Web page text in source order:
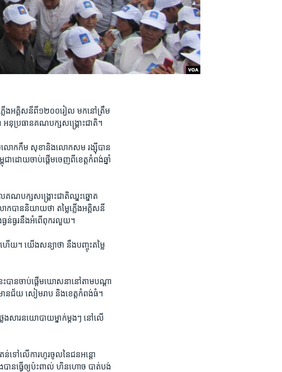
ភ្លើង​អគ្គិសនី​ពី​១២០០​រៀល​ មក​នៅ​ត្រឹម​
អនុ​ប្រធាន​គណបក្ស​ស​ង្គ្រោះ​ជាតិ។​
លោក​កឹម ​សុខា​និង​លោក​សម រង្ស៊ី​បាន​
ា​ដោយចាប់​ផ្តើម​ចេញពី​ខេត្ត​កំពង់​ឆ្នាំ
គណបក្ស​ស​ង្គ្រោះ​ជាតិ​ឈ្នះ​ឆ្នោត​
ក​បាន​និយាយ​ថា​ តម្លៃ​ភ្លើង​អគ្គិសនី​
ធ្ងន់ធ្ងរ​នឹង​អំពើ​ពុករលួយ។​
យ។​ យើង​សន្យា​ថា ​នឹង​បញ្ចុះ​តម្លៃ​
ាន​ចាប់ផ្តើម​ឃោសនា​នៅ​តាម​បណ្តា​
ានជ័យ​ សៀមរាប ​និង​ខេត្ត​កំពង់ធំ។​
សារ​នយោបាយ​ម្នាក់​ម្តងៗ​ នៅលើ​
គន់​ទៅលើ​ការ​ហូរចូល​នៃ​ជន​អន្តោ​
ាន​ធ្វើ​ឲ្យ​ប៉ះពាល់ ​ហិនហោច​ ​បាត់បង់​